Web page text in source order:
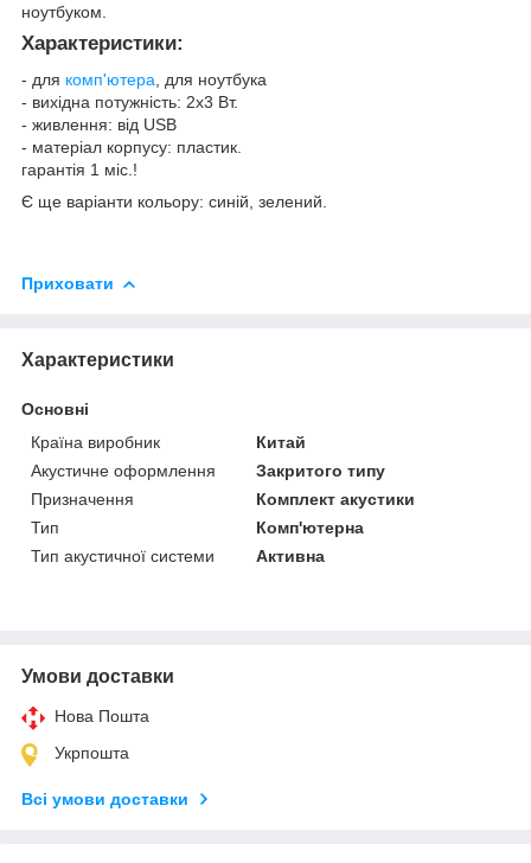
ноутбуком.
Характеристики:
- для комп'ютера , для ноутбука
- вихідна потужність: 2х3 Вт.
- живлення: від USB
- матеріал корпусу: пластик.
гарантія 1 міс.!
Є ще варіанти кольору: синій, зелений.
Приховати
Характеристики
Основні
Країна виробник
Китай
Акустичне оформлення
Закритого типу
Призначення
Комплект акустики
Тип
Комп'ютерна
Тип акустичної системи
Активна
Умови доставки
Нова Пошта
Укрпошта
Всі умови доставки